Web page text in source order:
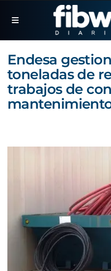
Endesa
toneladas de
trabajos de